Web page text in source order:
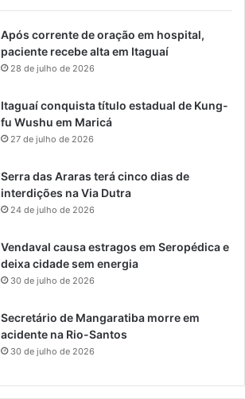
Após corrente de oração em hospital,
paciente recebe alta em Itaguaí
28 de julho de 2026
Itaguaí conquista título estadual de Kung-
fu Wushu em Maricá
27 de julho de 2026
Serra das Araras terá cinco dias de
interdições na Via Dutra
24 de julho de 2026
Vendaval causa estragos em Seropédica e
deixa cidade sem energia
30 de julho de 2026
Secretário de Mangaratiba morre em
acidente na Rio-Santos
30 de julho de 2026